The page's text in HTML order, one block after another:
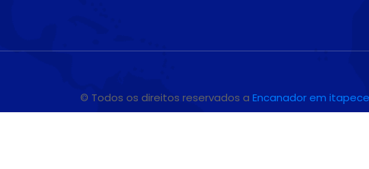
© Todos os direitos reservados a Encanador em